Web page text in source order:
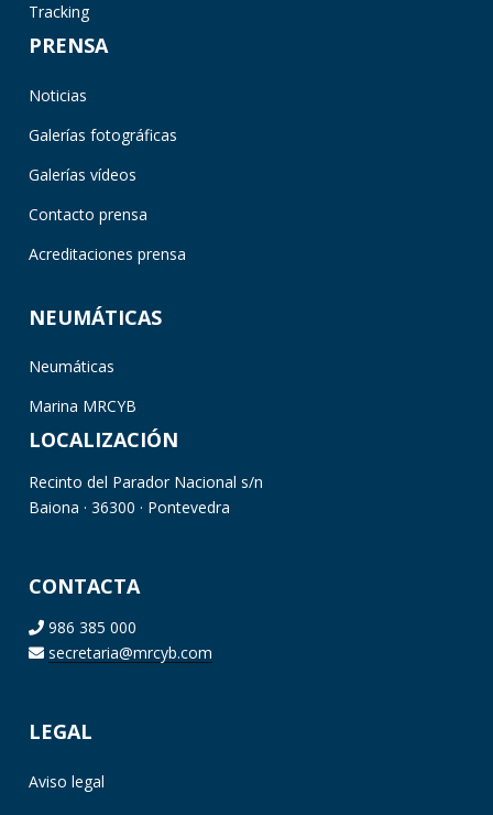
Tracking
PRENSA
Noticias
Galerías fotográficas
Galerías vídeos
Contacto prensa
Acreditaciones prensa
NEUMÁTICAS
Neumáticas
Marina MRCYB
LOCALIZACIÓN
Recinto del Parador Nacional s/n
Baiona · 36300 · Pontevedra
CONTACTA
986 385 000
secretaria@mrcyb.com
LEGAL
Aviso legal